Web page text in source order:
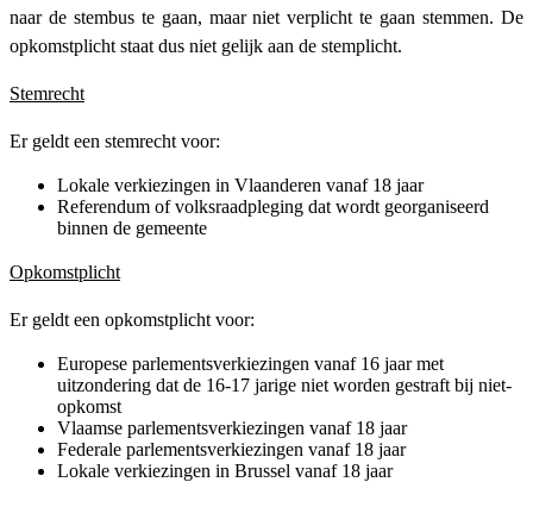
naar de stembus te gaan, maar niet verplicht te gaan stemmen. De
opkomstplicht staat dus niet gelijk aan de stemplicht.
Stemrecht
Er geldt een stemrecht voor:
Lokale verkiezingen in Vlaanderen vanaf 18 jaar
Referendum of volksraadpleging dat wordt georganiseerd
binnen de gemeente
Opkomstplicht
Er geldt een opkomstplicht voor:
Europese parlementsverkiezingen vanaf 16 jaar met
uitzondering dat de 16-17 jarige niet worden gestraft bij niet-
opkomst
Vlaamse parlementsverkiezingen vanaf 18 jaar
Federale parlementsverkiezingen vanaf 18 jaar
Lokale verkiezingen in Brussel vanaf 18 jaar